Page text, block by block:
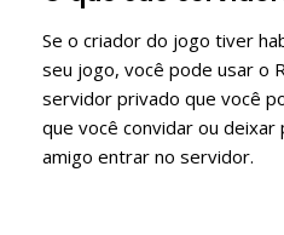
Se o criador do jogo tiver
seu jogo, você pode usar o
servidor privado que você
que você convidar ou
amigo entrar no servidor.